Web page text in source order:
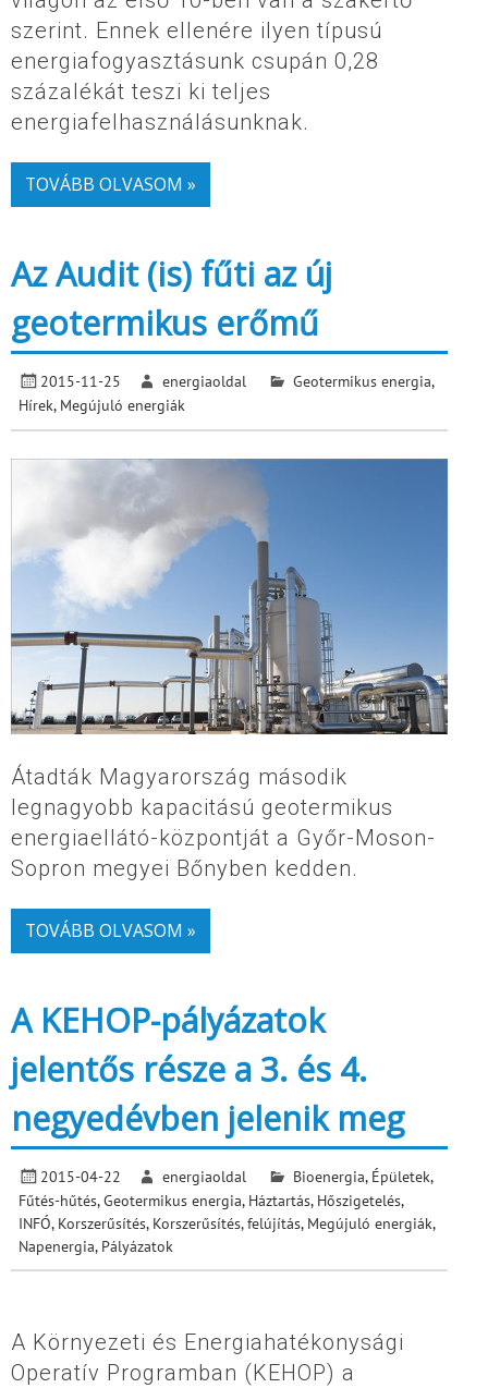
szerint. Ennek ellenére ilyen típusú
energiafogyasztásunk csupán 0,28
százalékát teszi ki teljes
energiafelhasználásunknak.
TOVÁBB OLVASOM »
Az Audit (is) fűti az új
geotermikus erőmű
2015-11-25 energiaoldal Geotermikus energia,
Hírek, Megújuló energiák
Átadták Magyarország második
legnagyobb kapacitású geotermikus
energiaellátó-központját a Győr-Moson-
Sopron megyei Bőnyben kedden.
TOVÁBB OLVASOM »
A KEHOP-pályázatok
jelentős része a 3. és 4.
negyedévben jelenik meg
2015-04-22 energiaoldal Bioenergia, Épületek,
Fűtés-hűtés,Geotermikus energia, Háztartás, Hőszigetelés,
INFÓ, Korszerűsítés, Korszerűsítés, felújítás, Megújuló energiák,
Napenergia, Pályázatok
A Környezeti és Energiahatékonysági
Operatív Programban (KEHOP) a